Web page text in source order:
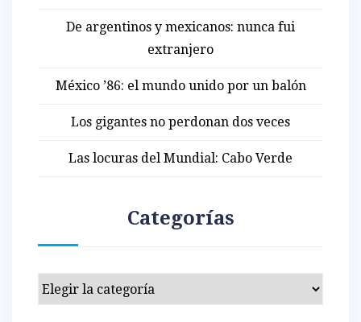
De argentinos y mexicanos: nunca fui
extranjero
México ’86: el mundo unido por un balón
Los gigantes no perdonan dos veces
Las locuras del Mundial: Cabo Verde
Categorías
Categorías